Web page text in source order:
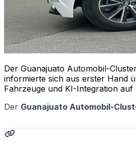
Der Guanajuato Automobil-
informierte sich aus erster Hand
Fahrzeuge und KI-Integration auf
Der Guanajuato Automobil-